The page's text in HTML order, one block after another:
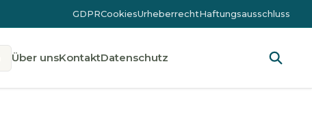
GDPRCookiesUrheberrechtHaftungsausschluss
Über unsKontaktDatenschutz